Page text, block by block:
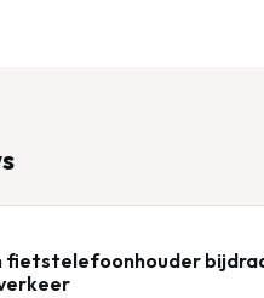
fietstelefoonhouder